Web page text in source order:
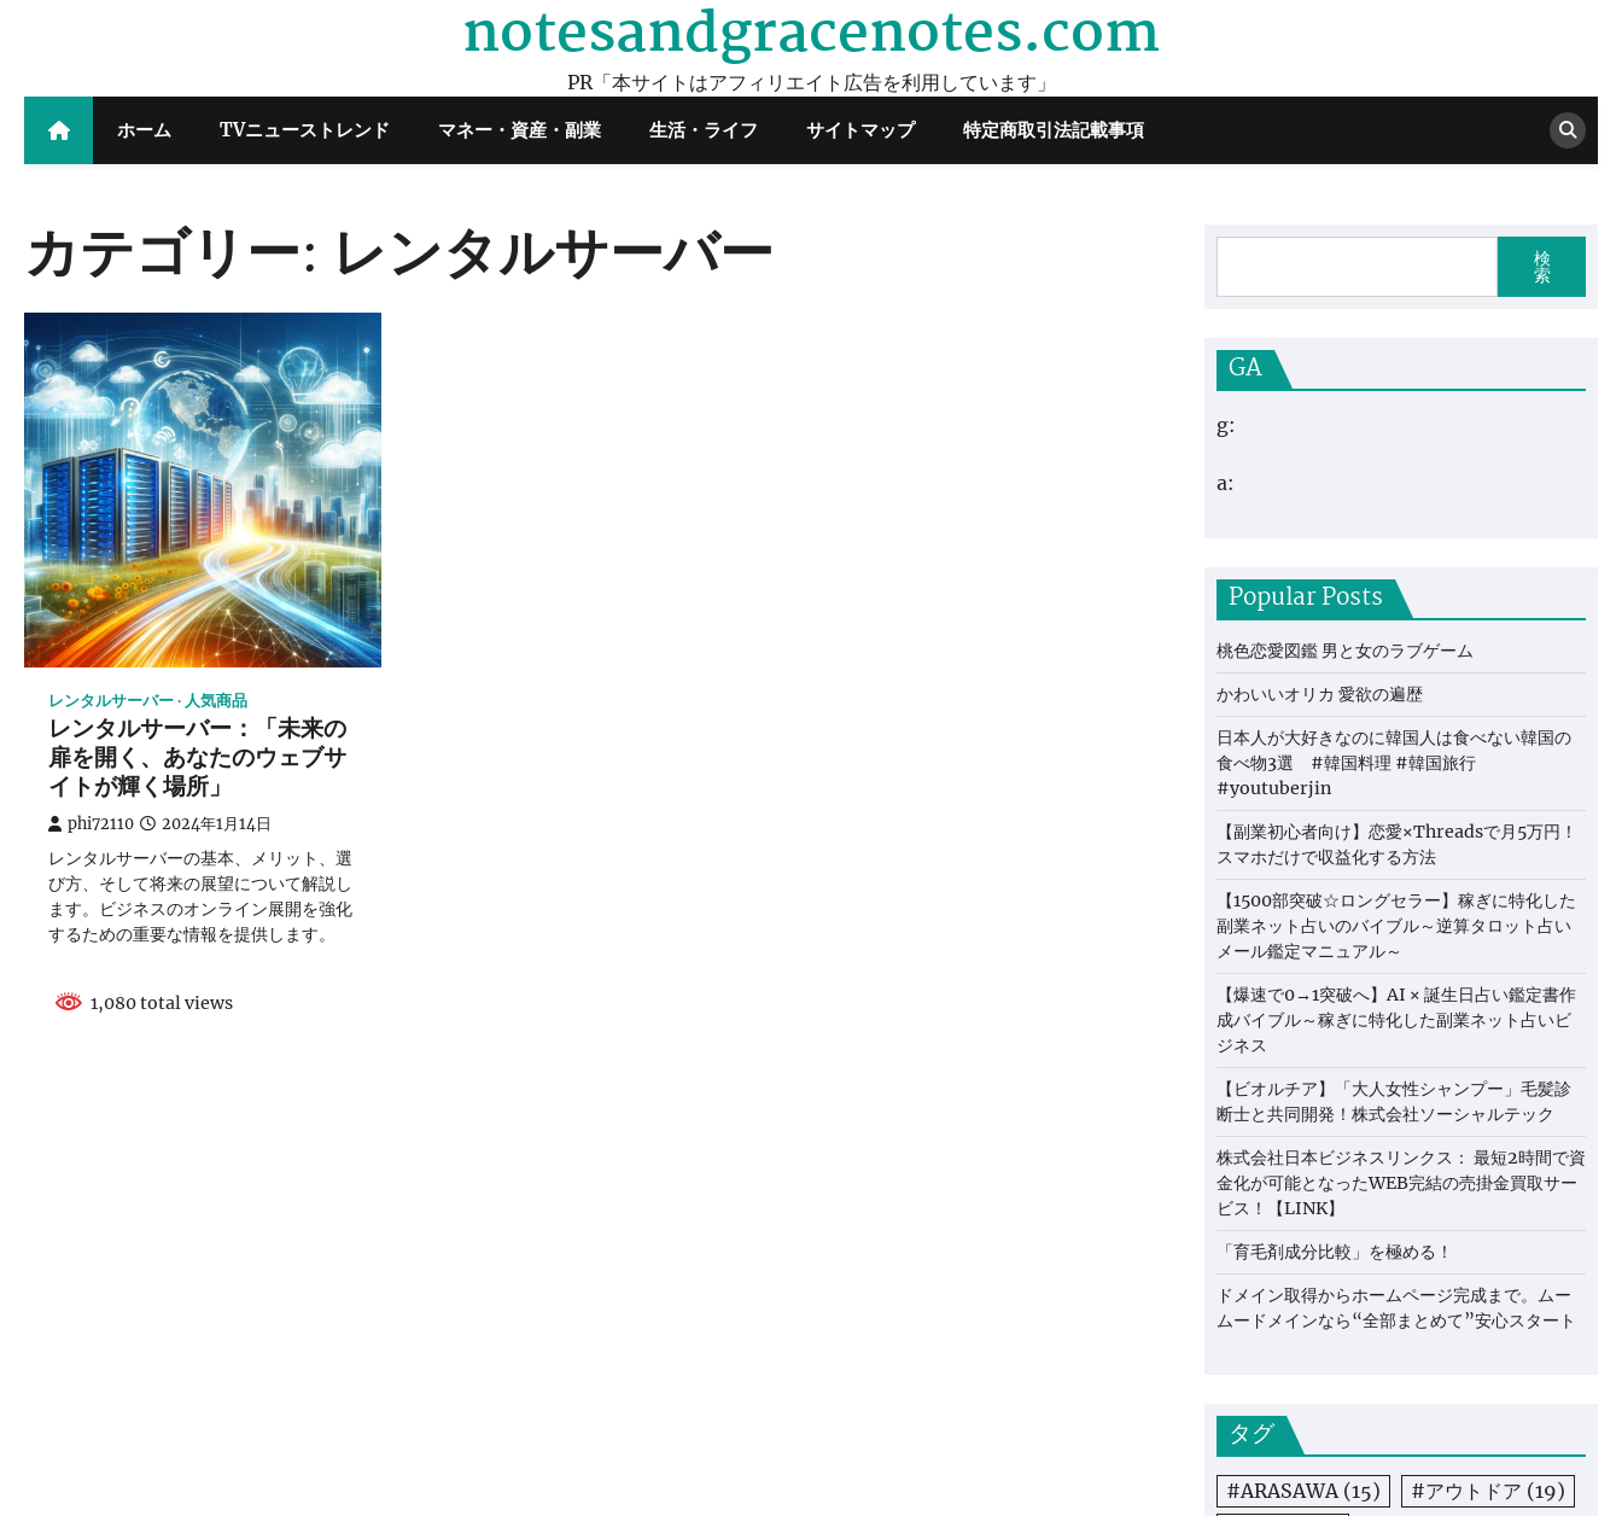
notesandgracenotes.com
PR「本サイトはアフィリエイト広告を利用しています」
ホーム TVニューストレンド マネー・資産・副業 生活・ライフ サイトマップ 特定商取引法記載事項
カテゴリー: レンタルサーバー
レンタルサーバー 人気商品
レンタルサーバー：「未来の
扉を開く、あなたのウェブサ
イトが輝く場所」
phi72110 2024年1月14日
レンタルサーバーの基本、メリット、選
び方、そして将来の展望について解説し
ます。ビジネスのオンライン展開を強化
するための重要な情報を提供します。
1,080 total views
検
索
GA
g:
a:
Popular Posts
桃色恋愛図鑑 男と女のラブゲーム
かわいいオリカ 愛欲の遍歴
日本人が大好きなのに韓国人は食べない韓国の
食べ物3選 #韓国料理 #韓国旅行
#youtuberjin
【副業初心者向け】恋愛×Threadsで月5万円！
スマホだけで収益化する方法
【1500部突破☆ロングセラー】稼ぎに特化した
副業ネット占いのバイブル～逆算タロット占い
メール鑑定マニュアル～
【爆速で0→1突破へ】AI × 誕生日占い鑑定書作
成バイブル～稼ぎに特化した副業ネット占いビ
ジネス
【ビオルチア】「大人女性シャンプー」毛髪診
断士と共同開発！株式会社ソーシャルテック
株式会社日本ビジネスリンクス： 最短2時間で資
金化が可能となったWEB完結の売掛金買取サー
ビス！【LINK】
「育毛剤成分比較」を極める！
ドメイン取得からホームページ完成まで。ムー
ムードメインなら“全部まとめて”安心スタート
タグ
#ARASAWA(15) #アウトドア (19)